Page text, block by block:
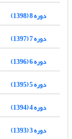
دوره 8 (1398)
دوره 7 (1397)
دوره 6 (1396)
دوره 5 (1395)
دوره 4 (1394)
دوره 3 (1393)